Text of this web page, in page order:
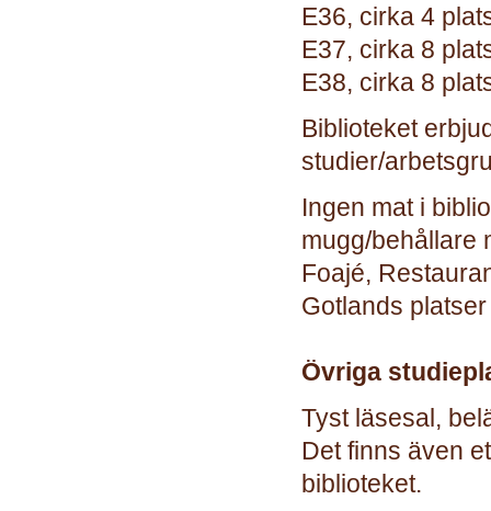
E36, cirka 4
E37, cirka 8
E38, cirka 8
Biblioteket
studier/
Ingen mat i
mugg/behållare
Foajé,
Gotlands
Övriga
Tyst läsesal,
Det finns även
biblioteket.